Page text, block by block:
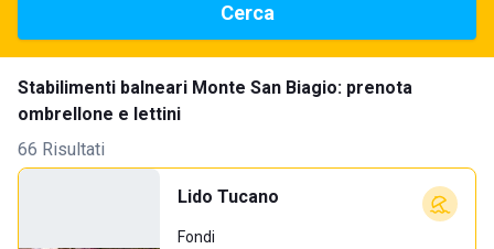
Cerca
Stabilimenti balneari Monte San Biagio: prenota
ombrellone e lettini
66 Risultati
Lido Tucano
Fondi